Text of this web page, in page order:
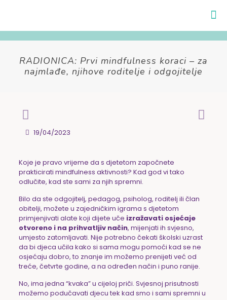
RADIONICA: Prvi mindfulness koraci – za
najmlađe, njihove roditelje i odgojitelje
19/04/2023
Koje je pravo vrijeme da s djetetom započnete
prakticirati mindfulness aktivnosti? Kad god vi tako
odlučite, kad ste sami za njih spremni.
Bilo da ste odgojitelj, pedagog, psiholog, roditelj ili član
obitelji, možete u zajedničkim igrama s djetetom
primjenjivati alate koji dijete uče izražavati osjećaje
otvoreno i na prihvatljiv način, mijenjati ih svjesno,
umjesto zatomljavati. Nije potrebno čekati školski uzrast
da bi djeca učila kako si sama mogu pomoći kad se ne
osjećaju dobro, to znanje im možemo prenijeti već od
treće, četvrte godine, a na određen način i puno ranije.
No, ima jedna “kvaka” u cijeloj priči. Svjesnoj prisutnosti
možemo podučavati djecu tek kad smo i sami spremni u